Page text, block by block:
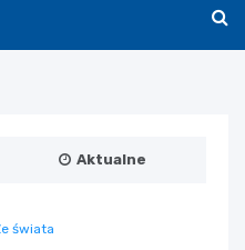
Aktualne
świata